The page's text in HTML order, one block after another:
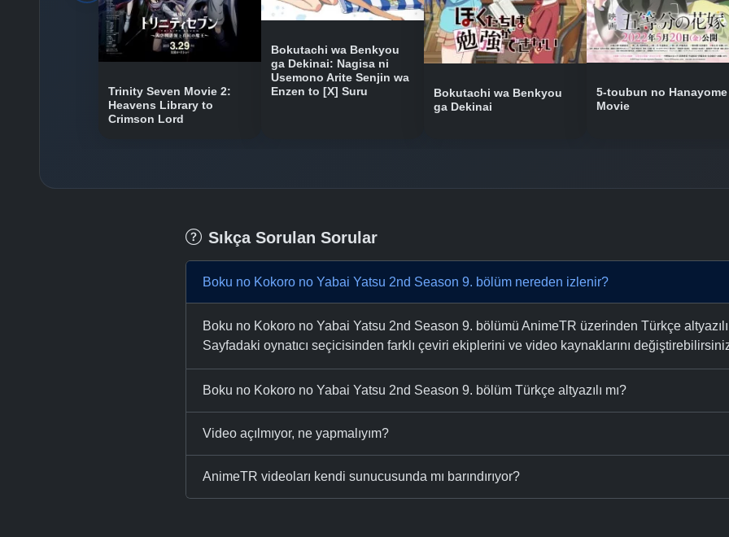
Trinity Seven Movie 2:
Heavens Library to
Crimson Lord
Bokutachi wa Benkyou
ga Dekinai: Nagisa ni
Usemono Arite Senjin wa
Enzen to [X] Suru
Bokutachi wa Benkyou
ga Dekinai
5-toubun no Hanayome
Movie
Sıkça Sorulan Sorular
Boku no Kokoro no Yabai Yatsu 2nd Season 9. bölüm nereden izlenir?
Boku no Kokoro no Yabai Yatsu 2nd Season 9. bölümü AnimeTR üzerinden Türkçe
Sayfadaki oynatıcı seçicisinden farklı çeviri ekiplerini ve video kaynaklarını
Boku no Kokoro no Yabai Yatsu 2nd Season 9. bölüm Türkçe altyazılı mı?
Video açılmıyor, ne yapmalıyım?
AnimeTR videoları kendi sunucusunda mı barındırıyor?